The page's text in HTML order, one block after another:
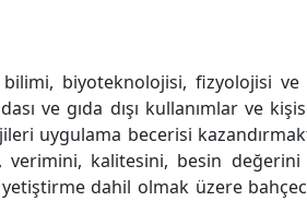
biyoteknolojisi, fizyolojisi ve
ve gıda dışı kullanımlar ve
uygulama becerisi
kalitesini, besin değerini
dahil olmak üzere